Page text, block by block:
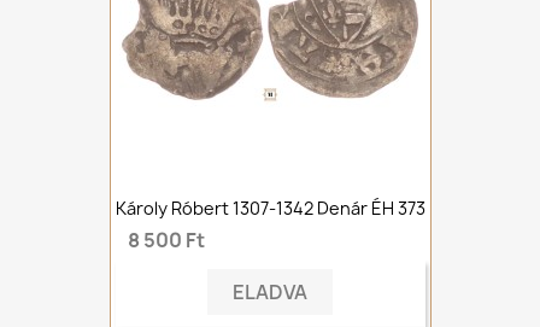
Károly Róbert 1307-1342 Denár ÉH 373
8 500 Ft
ELADVA